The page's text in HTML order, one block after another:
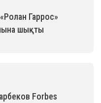
Гаррос»
шықты
Forbes